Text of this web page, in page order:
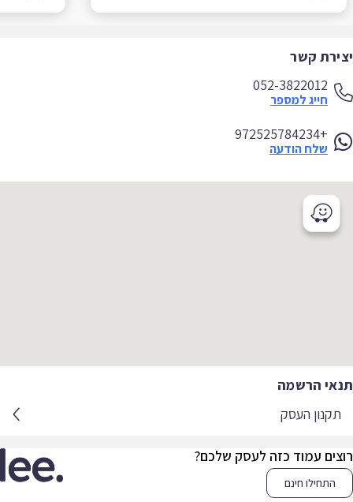
קשר
052-3822012
חייג למספר
+972525784234
שלח הודעה
הרשמה
תקנון העסק
עמוד כזה לעסק שלכם?
התחילו חינם